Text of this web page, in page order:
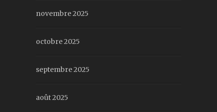
novembre 2025
octobre 2025
septembre 2025
août 2025